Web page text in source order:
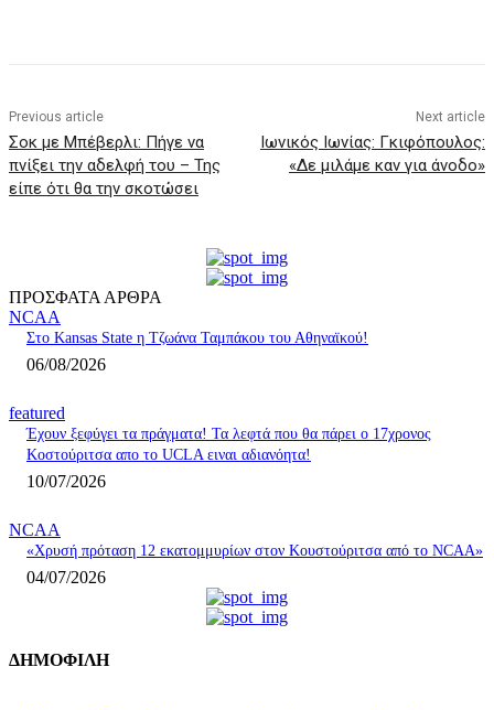
Previous article
Σοκ με Μπέβερλι: Πήγε να
πνίξει την αδελφή του – Της
είπε ότι θα την σκοτώσει
Next article
Ιωνικός Ιωνίας: Γκιφόπουλος:
«Δε μιλάμε καν για άνοδο»
ΠΡΟΣΦΑΤΑ ΑΡΘΡΑ
NCAA
Στο Kansas State η Τζωάνα Ταμπάκου του Αθηναϊκού!
06/08/2026
featured
Έχουν ξεφύγει τα πράγματα! Τα λεφτά που θα πάρει ο 17χρονος
Κοστούριτσα απο το UCLA ειναι αδιανόητα!
10/07/2026
NCAA
«Χρυσή πρόταση 12 εκατομμυρίων στον Κουστούριτσα από το NCAA»
04/07/2026
ΔΗΜΟΦΙΛΗ